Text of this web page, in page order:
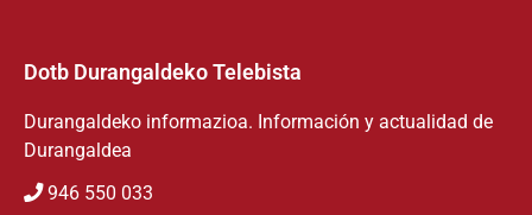
Dotb Durangaldeko Telebista
Durangaldeko informazioa. Información y actualidad de
Durangaldea
946 550 033